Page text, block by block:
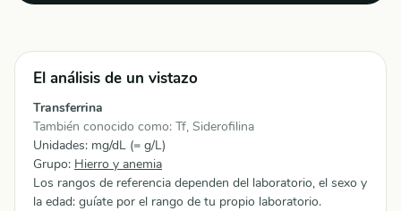
El análisis de un vistazo
Transferrina
También conocido como: Tf, Siderofilina
Unidades: mg/dL (= g/L)
Grupo: Hierro y anemia
Los rangos de referencia dependen del laboratorio, el sexo y
la edad: guíate por el rango de tu propio laboratorio.